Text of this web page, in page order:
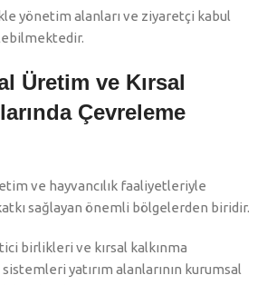
yönetim alanları ve ziyaretçi kabul
Üretim ve Kırsal
Çevreleme
ve hayvancılık faaliyetleriyle
sağlayan önemli bölgelerden biridir.
birlikleri ve kırsal kalkınma
yatırım alanlarının kurumsal